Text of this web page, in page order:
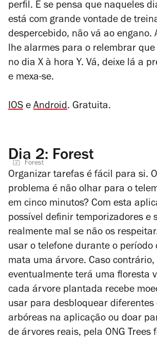
perfil. E se pensa que naqueles
está com grande vontade de
despercebido, não vá ao engano.
lhe alarmes para o relembrar
no dia X à hora Y. Vá, deixe lá a
e mexa-se.
IOS e Android. Gratuita.
Dia 2: Forest
Forest
Organizar tarefas é fácil para si.
problema é não olhar para o
em cinco minutos? Com esta
possível definir temporizadores e
realmente mal se não os
usar o telefone durante o período
mata uma árvore. Caso contrário,
eventualmente terá uma floresta
cada árvore plantada recebe
usar para desbloquear diferentes
arbóreas na aplicação ou doar
de árvores reais, pela ONG Trees